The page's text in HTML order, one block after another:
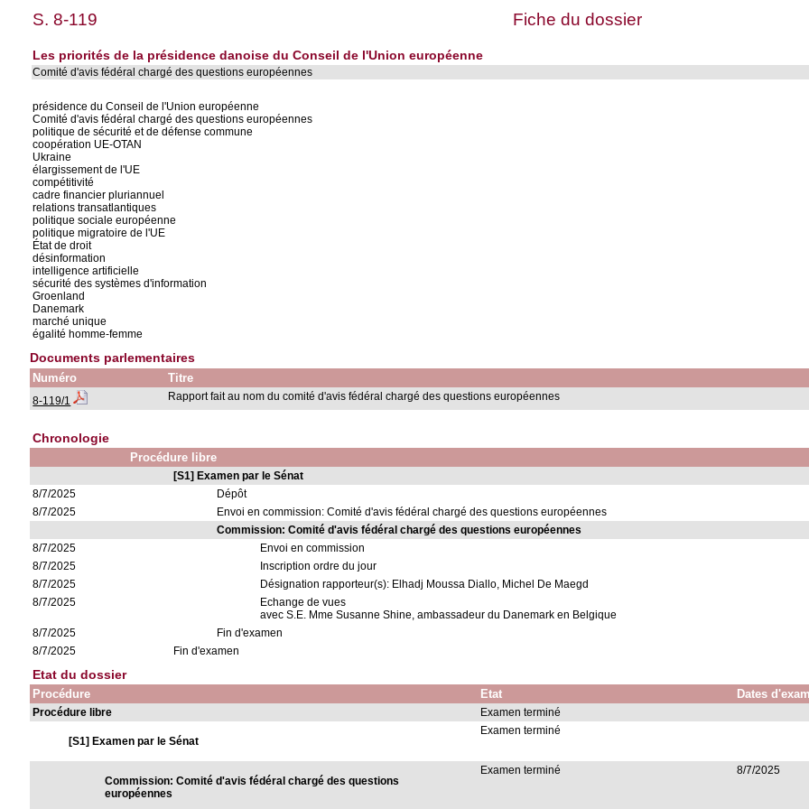
S. 8-119 Fiche du dossier
Les priorités de la présidence danoise du Conseil de l'Union européenne
Comité d'avis fédéral chargé des questions européennes
présidence du Conseil de l'Union européenne
Comité d'avis fédéral chargé des questions européennes
politique de sécurité et de défense commune
coopération UE-OTAN
Ukraine
élargissement de l'UE
compétitivité
cadre financier pluriannuel
relations transatlantiques
politique sociale européenne
politique migratoire de l'UE
État de droit
désinformation
intelligence artificielle
sécurité des systèmes d'information
Groenland
Danemark
marché unique
égalité homme-femme
Documents parlementaires
Numéro Titre
8-119/1 Rapport fait au nom du comité d'avis fédéral chargé des questions européennes
Chronologie
Procédure libre
[S1] Examen par le Sénat
8/7/2025
Dépôt
8/7/2025
Envoi en commission: Comité d'avis fédéral chargé des questions européennes
Commission: Comité d'avis fédéral chargé des questions européennes
8/7/2025
Envoi en commission
8/7/2025
Inscription ordre du jour
8/7/2025
Désignation rapporteur(s): Elhadj Moussa Diallo, Michel De Maegd
8/7/2025
Echange de vues
avec S.E. Mme Susanne Shine, ambassadeur du Danemark en Belgique
8/7/2025
Fin d'examen
8/7/2025
Fin d'examen
Etat du dossier
Procédure Etat Dates
Procédure libre Examen terminé
[S1] Examen par le Sénat
Examen terminé
Commission: Comité d'avis fédéral chargé des questions
européennes
Examen terminé 8/7/2025